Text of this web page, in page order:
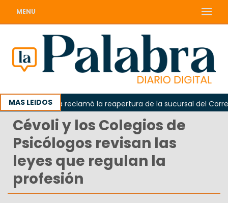
MENU
MAS LEIDOS
Odarda reclamó la reapertura de la sucursal del Correo
Cévoli y los Colegios de
Psicólogos revisan las
leyes que regulan la
profesión